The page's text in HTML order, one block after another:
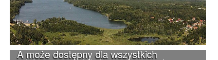
A może dostępny dla wszystkich